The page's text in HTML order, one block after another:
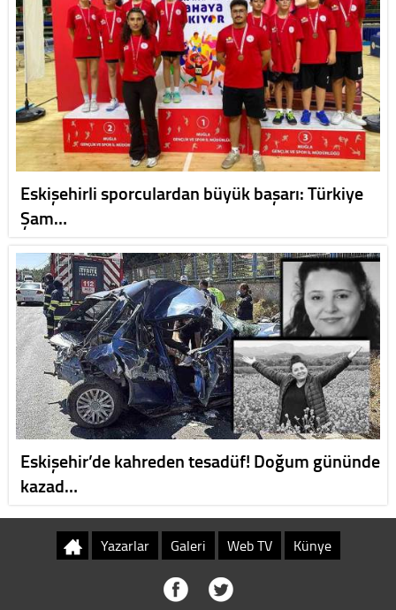
Eskişehirli sporculardan büyük başarı: Türkiye
Şam…
Eskişehir’de kahreden tesadüf! Doğum gününde
kazad…
Yazarlar Galeri Web TV Künye